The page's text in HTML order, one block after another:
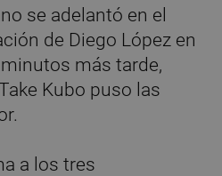
se adelantó en el
de Diego López en
más tarde,
Kubo puso las
a los tres